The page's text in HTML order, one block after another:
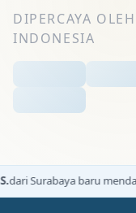
DIPERCAYA
INDONESIA
dari Surabaya baru